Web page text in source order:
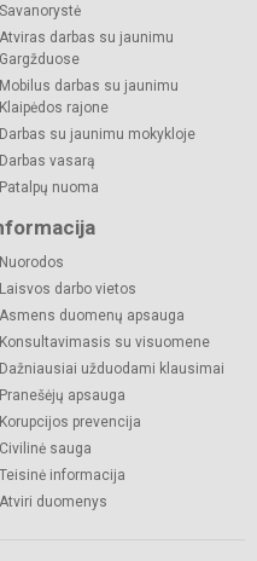
Savanorystė
Atviras darbas su jaunimu
Gargžduose
Mobilus darbas su jaunimu
Klaipėdos rajone
Darbas su jaunimu mokykloje
Darbas vasarą
Patalpų nuoma
Nuorodos
Laisvos darbo vietos
Asmens duomenų apsauga
Konsultavimasis su visuomene
Dažniausiai užduodami klausimai
Pranešėjų apsauga
Korupcijos prevencija
Civilinė sauga
Teisinė informacija
Atviri duomenys